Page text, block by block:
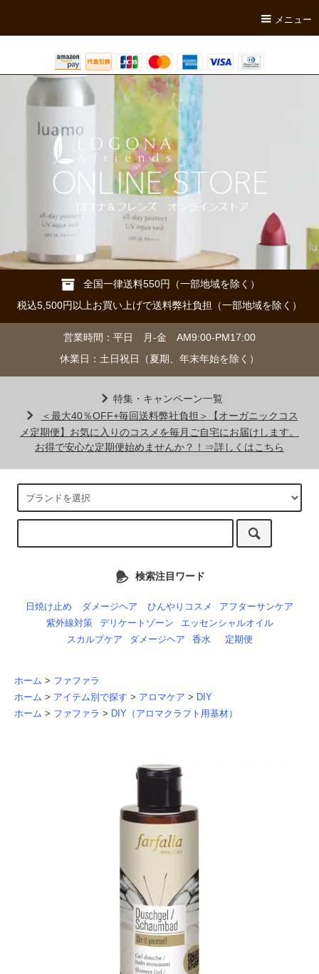
メニュー
全国一律送料550円（一部地域を除く）
税込5,500円以上お買い上げで送料弊社負担（一部地域を除く）
営業時間：平日 月-金 AM9:00-PM17:00
休業日：土日祝日（夏期、年末年始を除く）
特集・キャンペーン一覧
＜最大40％OFF+毎回送料弊社負担＞【オーガニックコス
メ定期便】お気に入りのコスメを毎月ご自宅にお届けします。
お得で安心な定期便始めませんか？！⇒詳しくはこちら
検索注目ワード
日焼け止め ダメージヘア ひんやりコスメ
アフターサンケア
紫外線対策
デリケートゾーン
エッセンシャルオイル
スカルプケア
ダメージヘア 香水 定期便
ホーム > ファファラ
ホーム > アイテム別で探す > アロマケア > DIY
ホーム > ファファラ > DIY（アロマクラフト用基材）